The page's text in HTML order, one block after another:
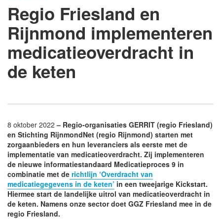
Regio Friesland en
Rijnmond implementeren
medicatieoverdracht in
de keten
8 oktober 2022– Regio-organisaties GERRIT (regio Friesland)
en Stichting RijnmondNet (regio Rijnmond) starten met
zorgaanbieders en hun leveranciers als eerste met de
implementatie van medicatieoverdracht. Zij implementeren
de nieuwe informatiestandaard Medicatieproces 9 in
combinatie met de richtlijn ‘Overdracht van
medicatiegegevens in de keten’ in een tweejarige Kickstart.
Hiermee start de landelijke uitrol van medicatieoverdracht in
de keten. Namens onze sector doet GGZ Friesland mee in de
regio Friesland.